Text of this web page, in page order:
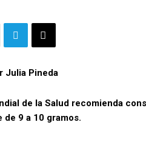
Julia Pineda
de la Salud recomienda
de 9 a 10 gramos.